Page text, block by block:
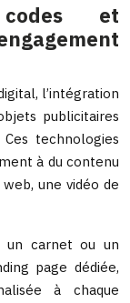
et
l’intégration
publicitaires
technologies
à du contenu
une vidéo de
un carnet ou un
page dédiée,
à chaque